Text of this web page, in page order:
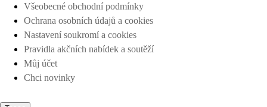
Všeobecné obchodní podmínky
Ochrana osobních údajů a cookies
Nastavení soukromí a cookies
Pravidla akčních nabídek a soutěží
Můj účet
Chci novinky